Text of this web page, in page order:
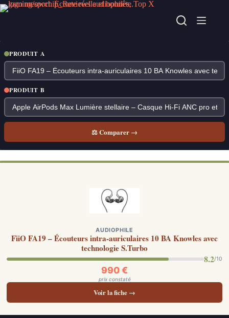
Passer
au
PRODUIT A
PRODUIT B
⚖ Comparer →
AUDIOPHILE
FiiO FA19 – Écouteurs intra-auriculaires 10 BA Knowles avec
technologie S.Turbo
8.2/10
990 €
prix constaté
Voir la fiche →